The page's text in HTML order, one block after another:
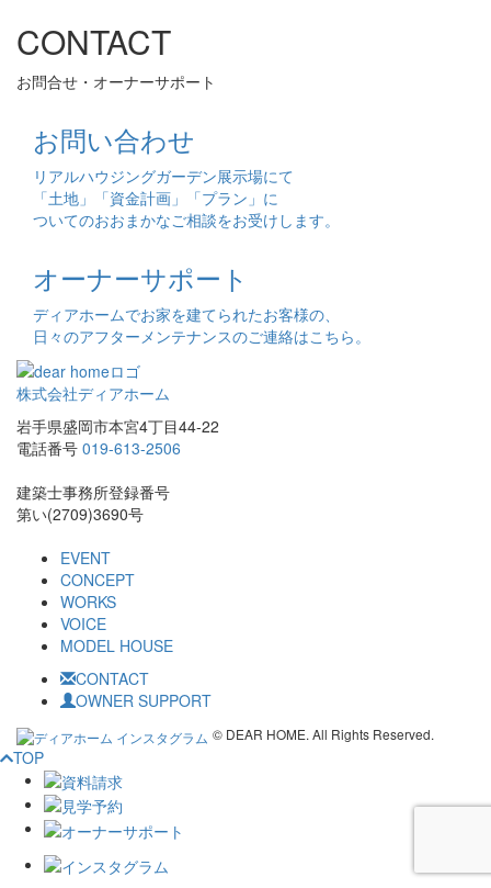
CONTACT
お問合せ・オーナーサポート
お問い合わせ
リアルハウジングガーデン展示場にて
「土地」「資金計画」「プラン」に
ついてのおおまかなご相談をお受けします。
オーナーサポート
ディアホームでお家を建てられたお客様の、
日々のアフターメンテナンスのご連絡はこちら。
株式会社ディアホーム
岩手県盛岡市本宮4丁目44-22
電話番号 019-613-2506
建築士事務所登録番号
第い(2709)3690号
EVENT
CONCEPT
WORKS
VOICE
MODEL HOUSE
CONTACT
OWNER SUPPORT
© DEAR HOME. All Rights Reserved.
TOP